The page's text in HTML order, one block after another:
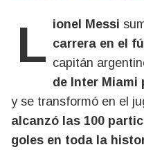
Lionel Messi
carrera en el
capitán
de Inter Miami
y se transformó en el
alcanzó las 100
goles en toda la